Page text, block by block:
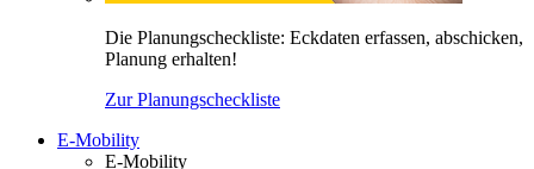
Die Planungscheckliste: Eckdaten erfassen, abschicken,
Planung erhalten!
Zur Planungscheckliste
E-Mobility
E-Mobility